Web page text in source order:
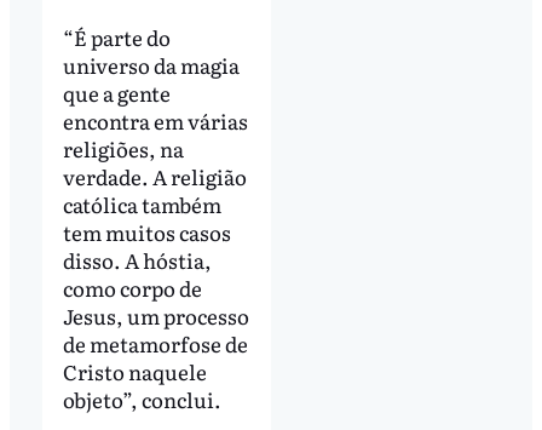
“É parte do
universo da magia
que a gente
encontra em várias
religiões, na
verdade. A religião
católica também
tem muitos casos
disso. A hóstia,
como corpo de
Jesus, um processo
de metamorfose de
Cristo naquele
objeto”, conclui.